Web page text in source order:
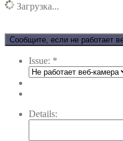
Загрузка...
Сообщите, если не работает
Issue: *
Details: